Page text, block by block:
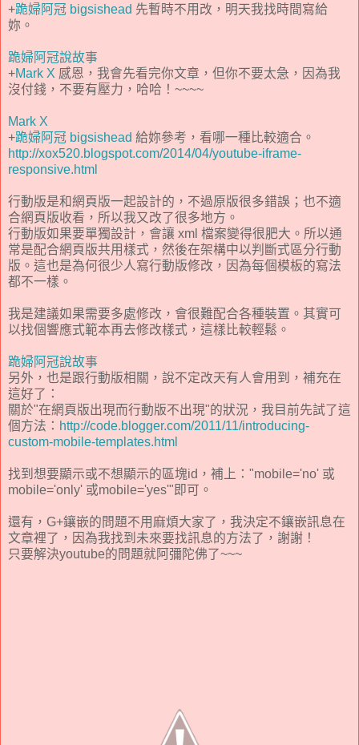
+跪婦阿冠 bigsishead 先暫時不用改，明天我找時間寫給
妳。
跪婦阿冠說故事
+Mark X 感恩，我會先看完你文章，但你不要太急，因為我
沒付錢，不要有壓力，哈哈！~~~~
Mark X
+跪婦阿冠 bigsishead 給妳參考，看哪一種比較適合。
http://xox520.blogspot.com/2014/04/youtube-iframe-
responsive.html
行動版是和網頁版一起設計的，不過原版很多錯誤；也不適
合網頁版收看，所以我又改了很多地方。
行動版如果要單獨設計，會讓 xml 檔案變得很肥大。所以通
常是配合網頁版共用樣式，然後在架構中以判斷式區分行動
版。這也是為何很少人寫行動版修改，因為每個模板的寫法
都不一樣。
我是建議如果需要多處修改，會很難配合各種裝置。其實可
以找個響應式範本再去修改樣式，這樣比較輕鬆。
跪婦阿冠說故事
另外，也是跟行動版相關，說不定改天有人會用到，補充在
這好了：
關於"在網頁版出現而行動版不出現"的狀況，我目前先試了這
個方法： http://code.blogger.com/2011/11/introducing-
custom-mobile-templates.html
找到想要顯示或不想顯示的區塊id，補上："mobile='no' 或
mobile='only' 或mobile='yes'"即可。
還有，G+鑲嵌的問題不用麻煩大家了，我決定不鑲嵌訊息在
文章裡了，因為我找到未來要找訊息的方法了，謝謝！
只要解決youtube的問題就阿彌陀佛了~~~